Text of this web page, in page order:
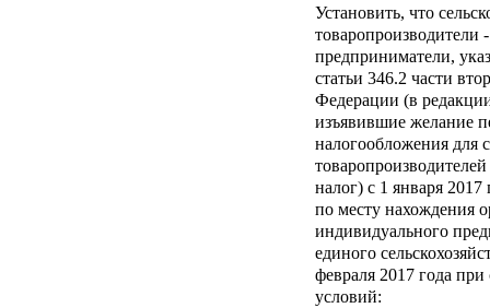
Установить, что
предприниматели,
статьи 346.2 части
Федерации (в
изъявившие желание
налогообложения для
налог) с 1 января
по месту нахождения
индивидуального
единого
февраля 2017 года
условий: